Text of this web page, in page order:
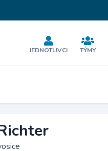
JEDNOTLIVCI TÝMY